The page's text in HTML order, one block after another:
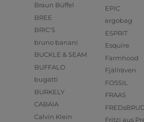
Braun Büffel
BREE
BRIC'S
bruno banani
BUCKLE & SEAM
BUFFALO
bugatti
BURKELY
CABAIA
Calvin Klein
EPIC
ergobag
ESPRIT
Esquire
Farmhood
Fjällräven
FOSSIL
FRAAS
Fritzi aus